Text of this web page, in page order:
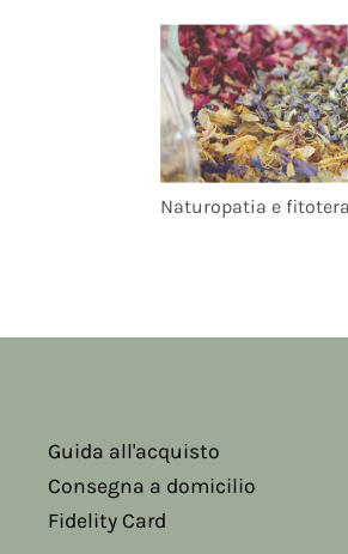
Naturopatia e
Guida all'acquisto
Consegna a domicilio
Fidelity Card